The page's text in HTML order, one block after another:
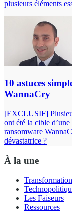
plusieurs éléments
10 astuces
WannaCry
[EXCLUSIF]
ont été la cible
ransomware
dévastatrice ?
À la une
Les Faiseurs
Ressources